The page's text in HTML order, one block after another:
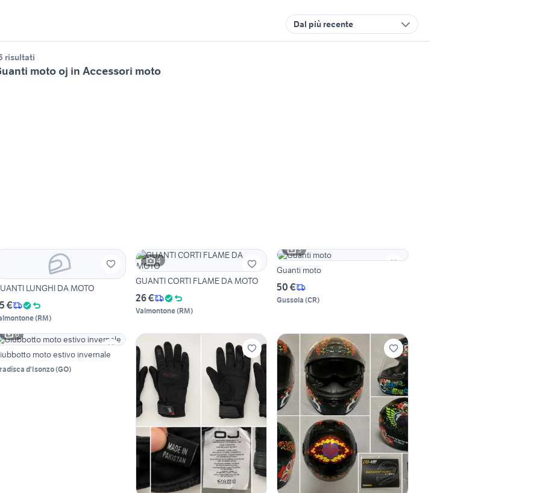
Dal più recente
risultati
moto oj in Accessori moto
LUNGHI DA MOTO
€
(RM)
4
GUANTI CORTI FLAME DA MOTO
26 €
Valmontone(RM)
3
Guanti moto
50 €
Gussola (CR)
6
moto estivo invernale
d'Isonzo(GO)